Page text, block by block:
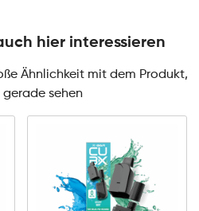
hier interessieren
Ähnlichkeit mit dem Produkt,
gerade sehen